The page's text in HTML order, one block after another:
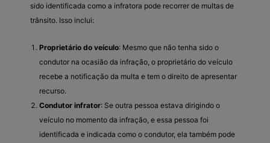
sido identificada como a infratora pode recorrer de multas de
trânsito. Isso inclui:
Proprietário do veículo: Mesmo que não tenha sido o
condutor na ocasião da infração, o proprietário do veículo
recebe a notificação da multa e tem o direito de apresentar
recurso.
Condutor infrator: Se outra pessoa estava dirigindo o
veículo no momento da infração, e essa pessoa foi
identificada e indicada como o condutor, ela também pode